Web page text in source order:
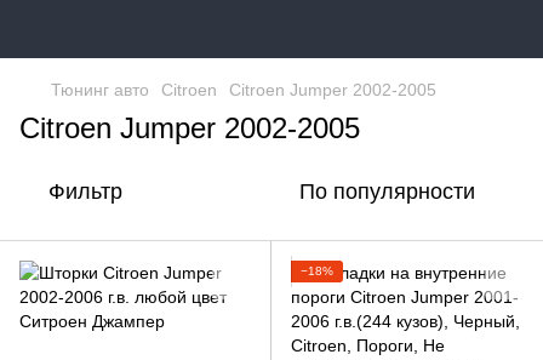
Тюнинг авто Citroen Citroen Jumper 2002-2005
Citroen Jumper 2002-2005
Фильтр По популярности
−18%